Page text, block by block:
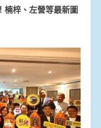
楠梓、左營等最新圖